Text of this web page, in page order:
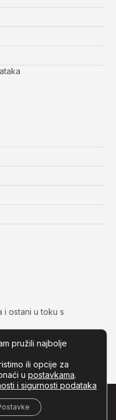
i ostani u toku s
prava pridržana.
pružili najbolje
ili opcije za
u postavkama.
i sigurnosti podataka